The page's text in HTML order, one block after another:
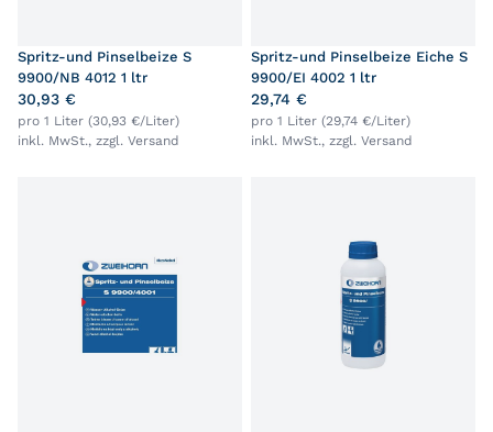
Spritz-und Pinselbeize S
9900/NB 4012 1 ltr
30,93 €
pro 1 Liter (30,93 €/Liter)
inkl. MwSt., zzgl. Versand
Spritz-und Pinselbeize Eiche S
9900/EI 4002 1 ltr
29,74 €
pro 1 Liter (29,74 €/Liter)
inkl. MwSt., zzgl. Versand